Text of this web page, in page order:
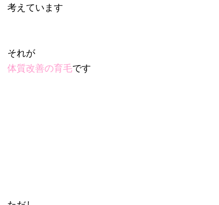
考えています
それが
体質改善の育毛です